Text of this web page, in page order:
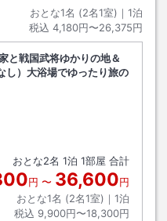
おとな1名 (2名1室)｜ 1泊
税込 4,180円〜26,375円
と戦国武将ゆかりの地＆
し）大浴場でゆったり旅の
おとな2名 1泊 1部屋 合計
円 〜 36,600円
おとな1名 (2名1室)｜ 1泊
税込 9,900円〜18,300円